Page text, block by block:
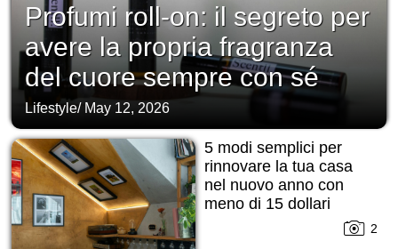
Profumi roll-on: il segreto per
avere la propria fragranza
del cuore sempre con sé
Lifestyle/ May 12, 2026
5 modi semplici per
rinnovare la tua casa
nel nuovo anno con
meno di 15 dollari
2